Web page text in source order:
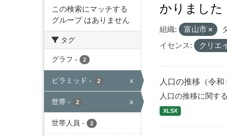
この検索にマッチする
グループ はありません
タグ
グラフ - 2
ピラミッド - 2 x
世帯 - 2 x
世帯人員 - 2
かりました
組織: 富山市
イセンス:
クリエ
人口の推移（令和
人口の推移に関す
XLSX